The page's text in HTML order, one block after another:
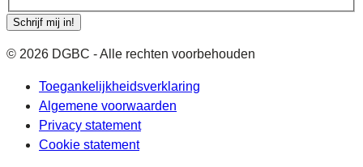
Schrijf mij in!
© 2026 DGBC - Alle rechten voorbehouden
Toegankelijkheidsverklaring
Algemene voorwaarden
Privacy statement
Cookie statement